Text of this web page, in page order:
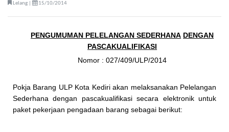
Lelang | 15/10/2014
PENGUMUMAN PELELANGAN SEDERHANA DENGAN
PASCAKUALIFIKASI
Nomor : 027/409/ULP/2014
Pokja Barang ULP Kota Kediri akan melaksanakan Pelelangan
Sederhana dengan pascakualifikasi secara elektronik untuk
paket pekerjaan pengadaan barang sebagai berikut: